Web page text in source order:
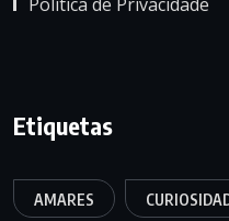
Etiquetas
AMARES